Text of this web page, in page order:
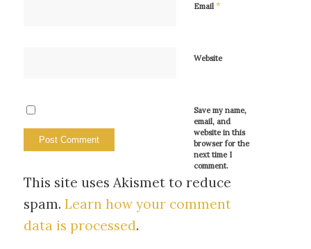
Email *
Website
Save my name,
email, and
website in this
browser for the
next time I
comment.
This site uses Akismet to reduce
spam. Learn how your comment
data is processed.